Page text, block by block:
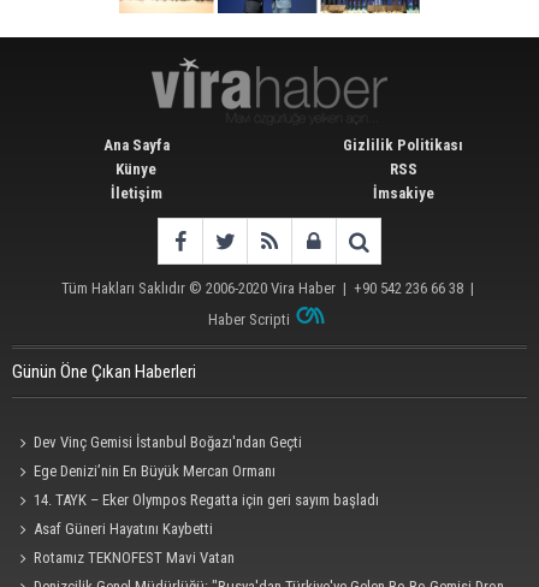
Ana Sayfa
Künye
İletişim
Gizlilik Politikası
RSS
İmsakiye
Tüm Hakları Saklıdır © 2006-2020 Vira Haber | +90 542 236 66 38 |
Haber Scripti
Günün Öne Çıkan Haberleri
Dev Vinç Gemisi İstanbul Boğazı'ndan Geçti
Ege Denizi’nin En Büyük Mercan Ormanı
14. TAYK – Eker Olympos Regatta için geri sayım başladı
Asaf Güneri Hayatını Kaybetti
Rotamız TEKNOFEST Mavi Vatan